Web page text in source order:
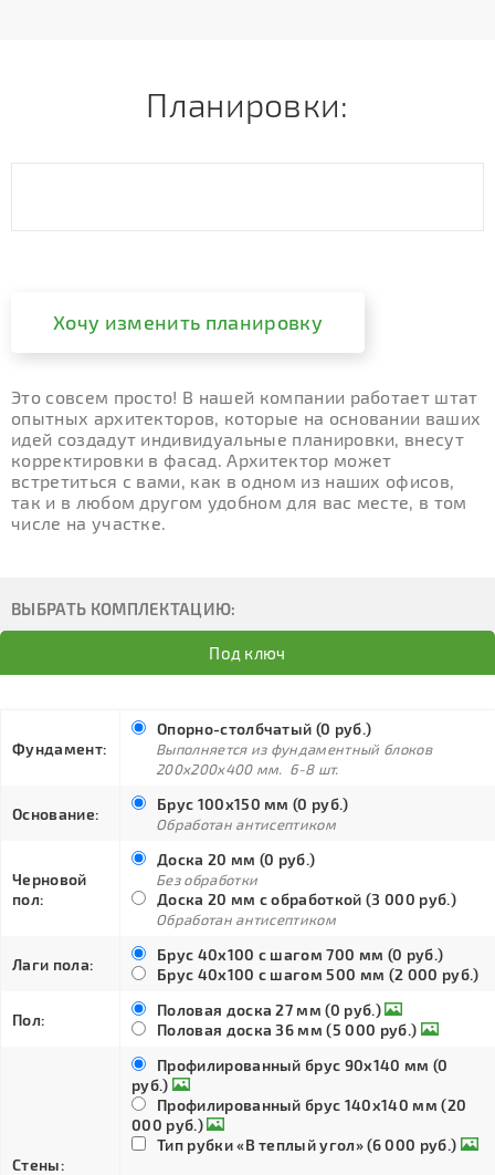
Планировки:
Хочу изменить планировку
Это совсем просто! В нашей компании работает штат
опытных архитекторов, которые на основании ваших
идей создадут индивидуальные планировки, внесут
корректировки в фасад. Архитектор может
встретиться с вами, как в одном из наших офисов,
так и в любом другом удобном для вас месте, в том
числе на участке.
ВЫБРАТЬ КОМПЛЕКТАЦИЮ:
Под ключ
Фундамент:
Опорно-столбчатый (0 руб.)
Выполняется из фундаментный блоков
200х200х400 мм. 6-8 шт.
Основание:
Брус 100х150 мм (0 руб.)
Обработан антисептиком
Черновой
пол:
Доска 20 мм (0 руб.)
Без обработки
Доска 20 мм с обработкой (3 000 руб.)
Обработан антисептиком
Лаги пола:
Брус 40х100 с шагом 700 мм (0 руб.)
Брус 40х100 с шагом 500 мм (2 000 руб.)
Пол:
Половая доска 27 мм (0 руб.)
Половая доска 36 мм (5 000 руб.)
Стены:
Профилированный брус 90х140 мм (0
руб.)
Профилированный брус 140х140 мм (20
000 руб.)
Тип рубки «В теплый угол» (6 000 руб.)